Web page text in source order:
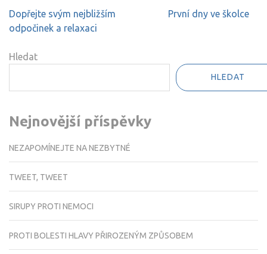
Navigace
pro
Dopřejte svým nejbližším
odpočinek a relaxaci
První dny ve školce
Hledat
HLEDAT
Nejnovější příspěvky
NEZAPOMÍNEJTE NA NEZBYTNÉ
TWEET, TWEET
SIRUPY PROTI NEMOCI
PROTI BOLESTI HLAVY PŘIROZENÝM ZPŮSOBEM